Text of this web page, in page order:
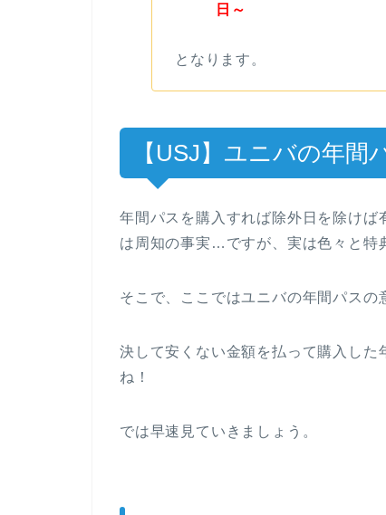
日～
となります。
【USJ】ユニバの年間
年間パスを購入すれば除外日を除け
は周知の事実…ですが、実は色々と特
そこで、ここではユニバの年間パスの
決して安くない金額を払って購入し
ね！
では早速見ていきましょう。